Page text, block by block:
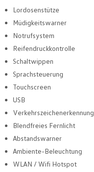
Lordosenstütze
Müdigkeitswarner
Notrufsystem
Reifendruckkontrolle
Schaltwippen
Sprachsteuerung
Touchscreen
USB
Verkehrszeichenerkennung
Blendfreies Fernlicht
Abstandswarner
Ambiente-Beleuchtung
WLAN / Wifi Hotspot